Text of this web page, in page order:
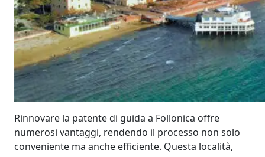
Rinnovare la patente di guida a Follonica offre
numerosi vantaggi, rendendo il processo non solo
conveniente ma anche efficiente. Questa località,